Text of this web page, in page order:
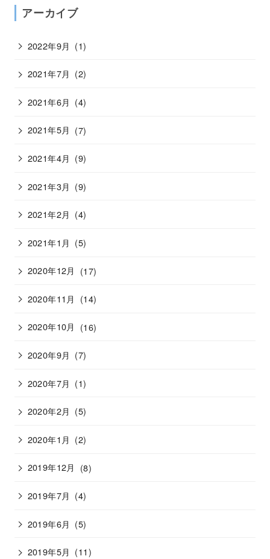
アーカイブ
2022年9月 (1)
2021年7月 (2)
2021年6月 (4)
2021年5月 (7)
2021年4月 (9)
2021年3月 (9)
2021年2月 (4)
2021年1月 (5)
2020年12月 (17)
2020年11月 (14)
2020年10月 (16)
2020年9月 (7)
2020年7月 (1)
2020年2月 (5)
2020年1月 (2)
2019年12月 (8)
2019年7月 (4)
2019年6月 (5)
2019年5月 (11)